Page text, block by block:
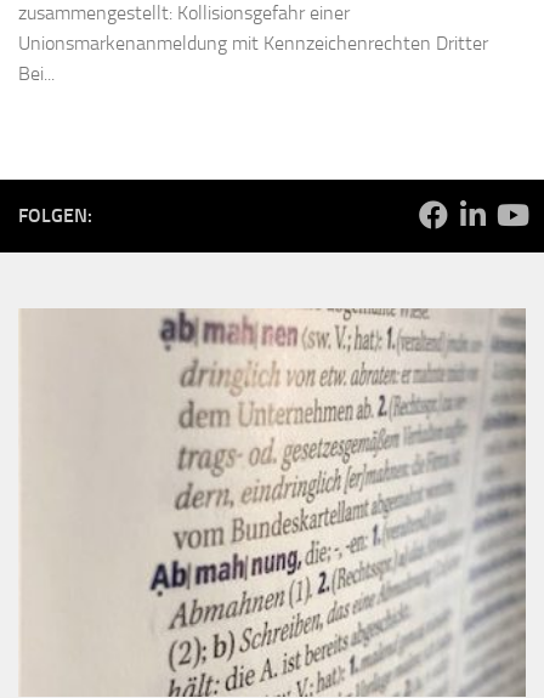
zusammengestellt: Kollisionsgefahr einer
Unionsmarkenanmeldung mit Kennzeichenrechten Dritter
Bei...
FOLGEN: